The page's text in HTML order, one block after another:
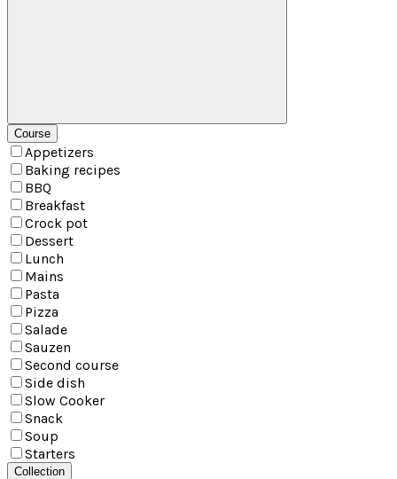
Course
Course
Appetizers
Baking recipes
BBQ
Breakfast
Crock pot
Dessert
Lunch
Mains
Pasta
Pizza
Salade
Sauzen
Second course
Side dish
Slow Cooker
Snack
Soup
Starters
Collection
Collection